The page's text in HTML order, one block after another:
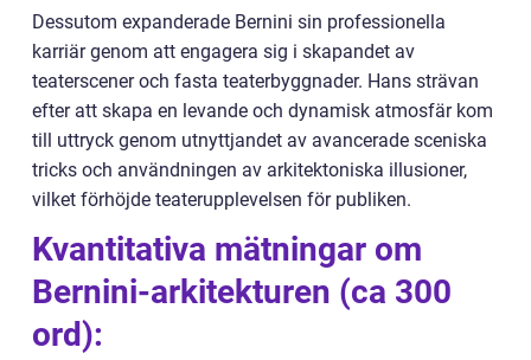
Dessutom expanderade Bernini sin professionella
karriär genom att engagera sig i skapandet av
teaterscener och fasta teaterbyggnader. Hans strävan
efter att skapa en levande och dynamisk atmosfär kom
till uttryck genom utnyttjandet av avancerade sceniska
tricks och användningen av arkitektoniska illusioner,
vilket förhöjde teaterupplevelsen för publiken.
Kvantitativa mätningar om
Bernini-arkitekturen (ca 300
ord):